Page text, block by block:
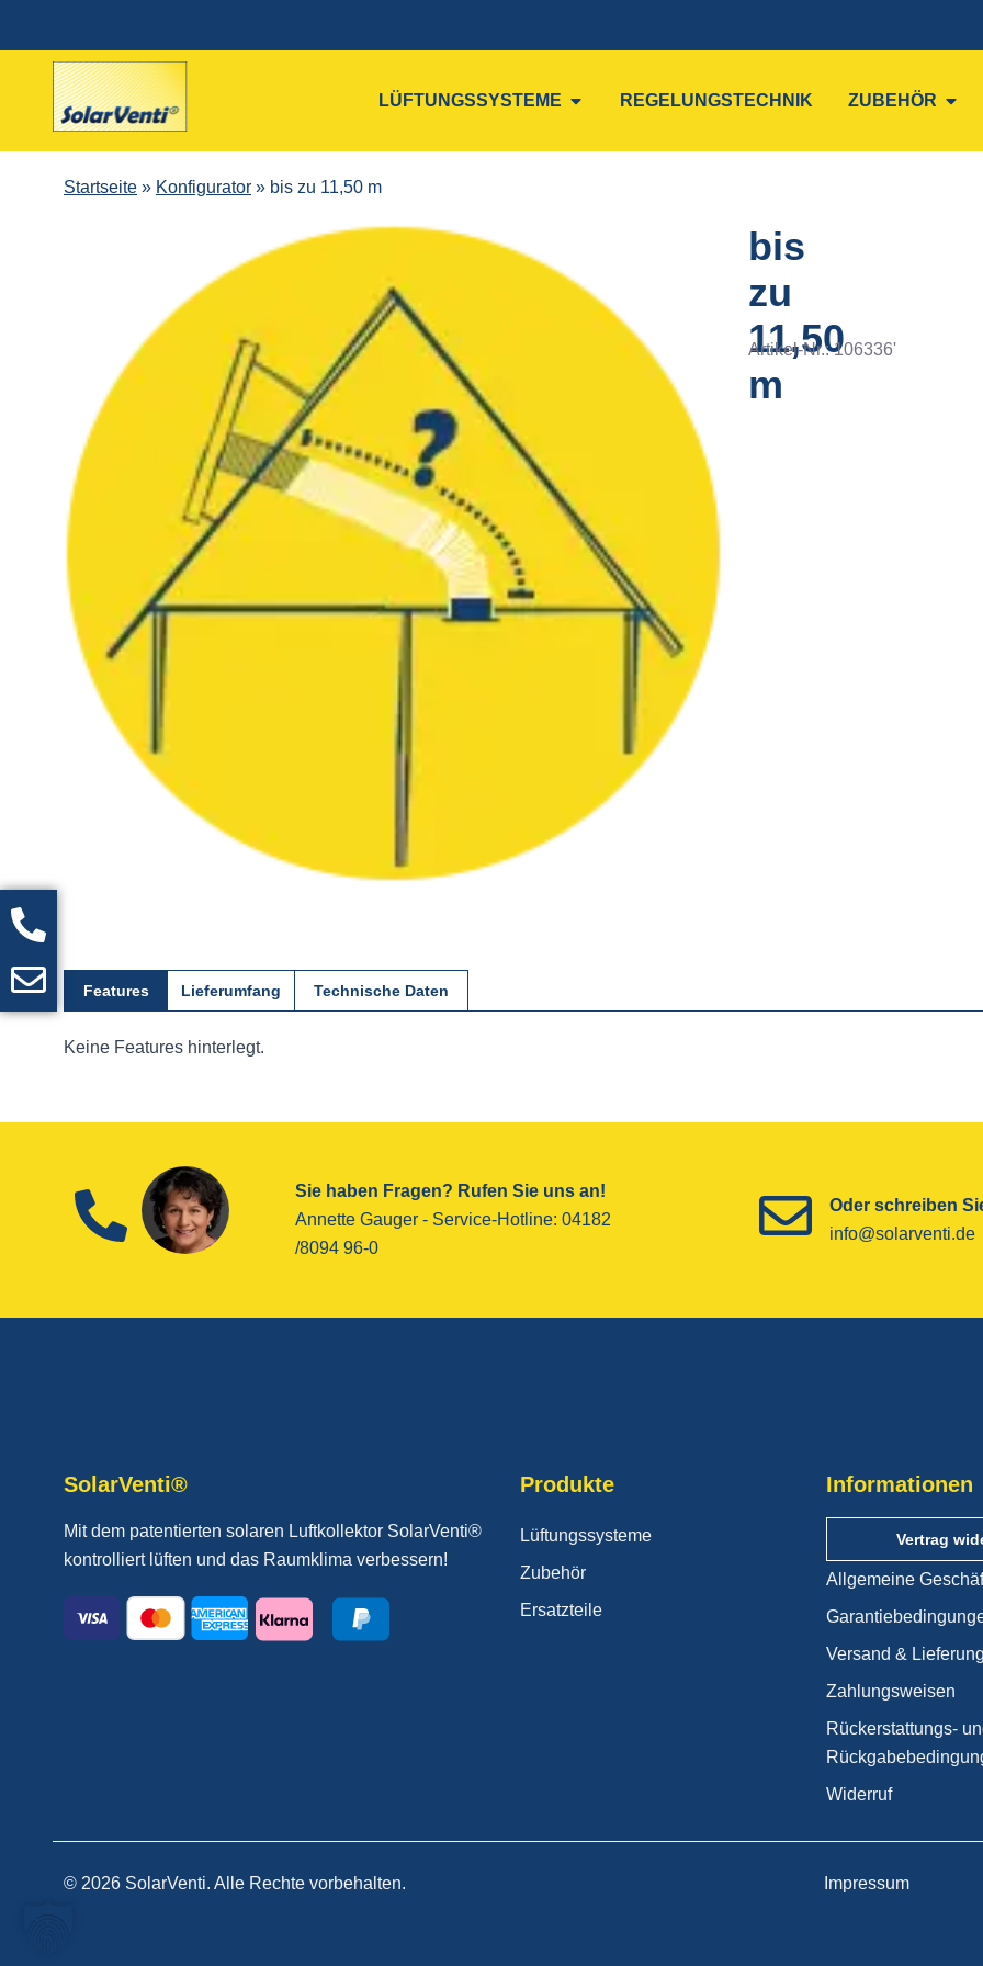
LÜFTUNGSSYSTEME REGELUNGSTECHNIK ZUBEHÖR
Startseite » Konfigurator » bis zu 11,50 m
bis
zu
11,50
m
Artikel-Nr.: 106336'
Features Lieferumfang Technische Daten
Keine Features hinterlegt.
Sie haben Fragen? Rufen Sie uns an!
Annette Gauger - ­Service-Hotline­: 04182
/8094 96-0
Oder schreiben
info@solarventi.de
SolarVenti®
Mit dem patentierten solaren Luftkollektor SolarVenti®
kontrolliert lüften und das Raumklima verbessern!
Produkte
Lüftungssysteme
Zubehör
Ersatzteile
Informationen
Vertrag
Allgemeine
Versand & Lieferung
Zahlungsweisen
Rückerstattungs-
Widerruf
© 2026 SolarVenti. Alle Rechte vorbehalten. Impressum